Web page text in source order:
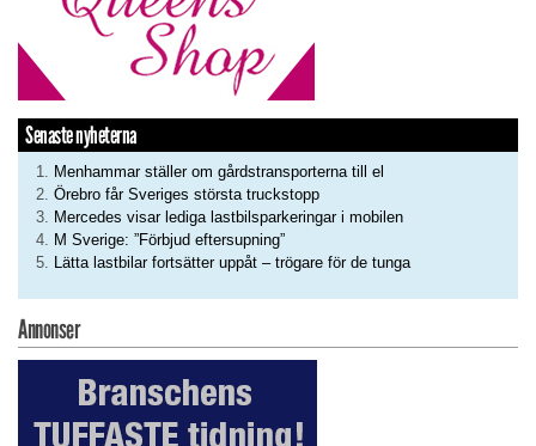
Senaste nyheterna
Menhammar ställer om gårdstransporterna till el
Örebro får Sveriges största truckstopp
Mercedes visar lediga lastbilsparkeringar i mobilen
M Sverige: ”Förbjud eftersupning”
Lätta lastbilar fortsätter uppåt – trögare för de tunga
Annonser